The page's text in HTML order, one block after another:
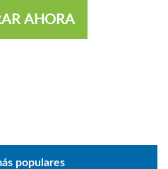
AHORA
populares